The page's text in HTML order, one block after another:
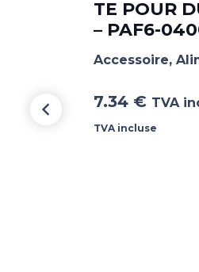
TE POUR
– PAF6-
Accessoire,
7.34 € TVA
TVA incluse